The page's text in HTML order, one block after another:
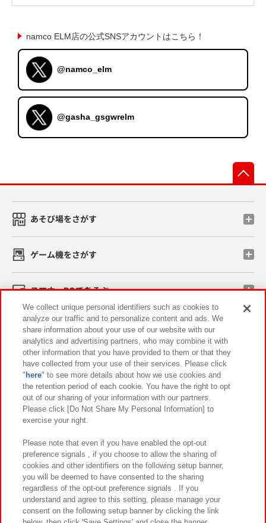
namco ELM店の公式SNSアカウントはこちら！
@namco_elm
@gasha_gsgwrelm
あそび場をさがす
ゲーム機をさがす
スマホ・PCであそぶ
イベント・キャンペーン
関連会社 サステナビリティ サイトポリシー
プライバシーポリシー ウェブアクセシビリティ方針と検証結果
お取引先さまとともに
カスタマーハラスメント対応方針 よくあるご質問・お問い合わせ
We collect unique personal identifiers such as cookies to
analyze our traffic and to personalize content and ads. We
share information about your use of our website with our
analytics and advertising partners, who may combine it with
other information that you have provided to them or that they
have collected from your use of their services. Please click
" here" to see more details about how we use cookies and
the retention period of each cookie. You have the right to opt
out of our sharing of your information with our partners.
Please click [Do Not Share My Personal Information] to
exercise your right.
Please note that even if you have enabled the opt-out
preference signals , if you choose to allow the sharing of
cookies and other identifiers on the following setup banner,
you will be deemed to have consented to the sharing
regardless of the opt-out preference signals . If you
understand and agree to this setting, please manage your
consent on the following setup banner by clicking the link